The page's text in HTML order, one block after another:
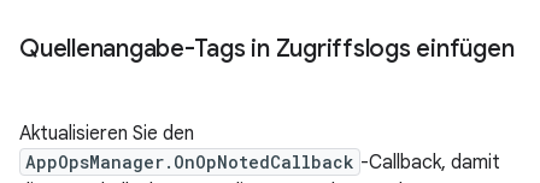
Quellenangabe-Tags in Zugriffslogs einfügen
Aktualisieren Sie den
AppOpsManager.OnOpNotedCallback -Callback, damit